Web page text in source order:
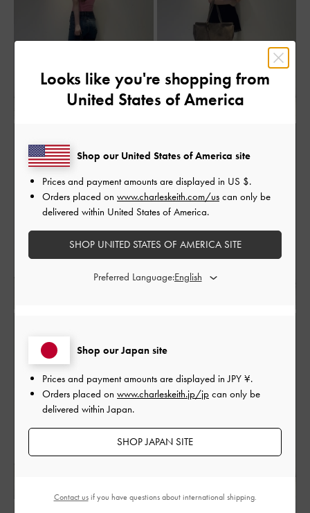
Looks like you're shopping from
United States of America
Shop our Japan site
Prices and payment amounts are displayed inJPY ¥.
Orders placed on www.charleskeith.jp/jp can only be
delivered within Japan.
SHOP JAPAN SITE
Shop our United States of America site
Prices and payment amounts are displayed in US $.
Orders placed on www.charleskeith.com/us can only be
delivered within United States of America.
SHOP UNITED STATES OF AMERICA SITE
Preferred Language:
Contact usif you have questions about international shipping.